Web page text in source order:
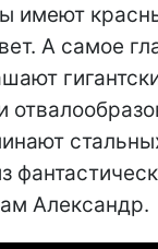
имеют
А самое
Александр.